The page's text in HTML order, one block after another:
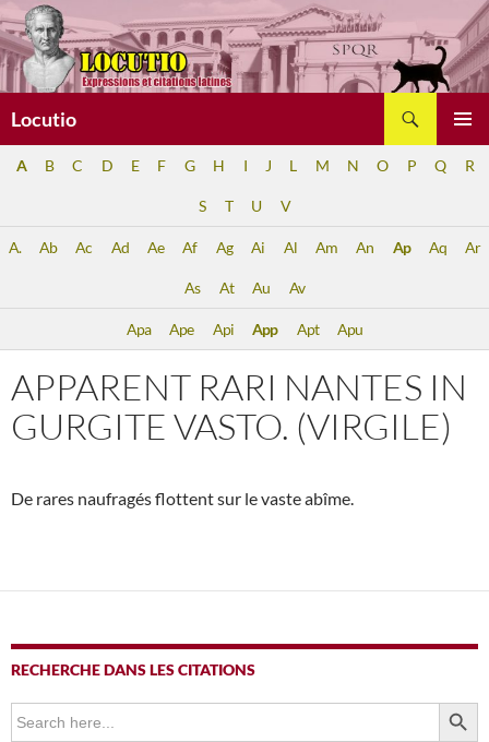
Aller
au
contenu
Locutio
A B C D E F G H I J L M N O P Q R
S T U V
A. Ab Ac Ad Ae Af Ag Ai Al Am An Ap Aq Ar
As At Au Av
Apa Ape Api App Apt Apu
APPARENT RARI NANTES IN
GURGITE VASTO. (VIRGILE)
De rares naufragés flottent sur le vaste abîme.
RECHERCHE DANS LES CITATIONS
Search
for:
SEARCH